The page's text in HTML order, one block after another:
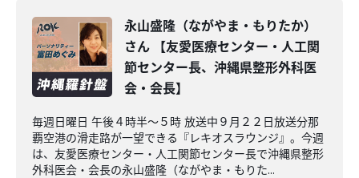
永山盛隆（ながやま・もりたか）
さん 【友愛医療センター・人工関
節センター長、沖縄県整形外科医
会・会長】
毎週日曜日 午後４時半～５時 放送中９月２２日放送分那
覇空港の滑走路が一望できる『レキオスラウンジ』。今週
は、友愛医療センター・人工関節センター長で沖縄県整形
外科医会・会長の永山盛隆（ながやま・もりた...